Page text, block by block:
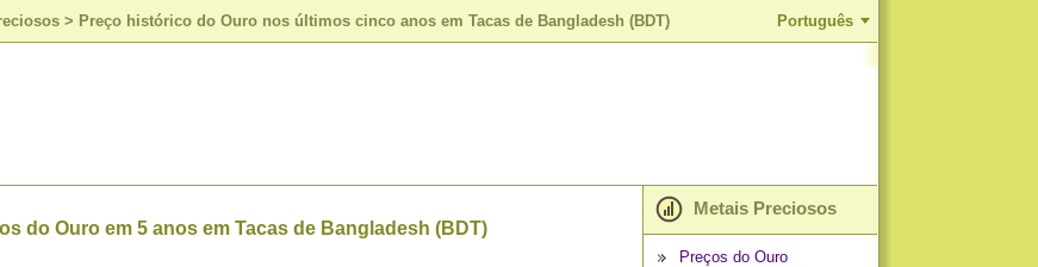
> Preço histórico do Ouro nos últimos cinco anos em Tacas de Bangladesh (BDT) Português
do Ouro em 5 anos em Tacas de Bangladesh (BDT)
Metais Preciosos
Preços do Ouro